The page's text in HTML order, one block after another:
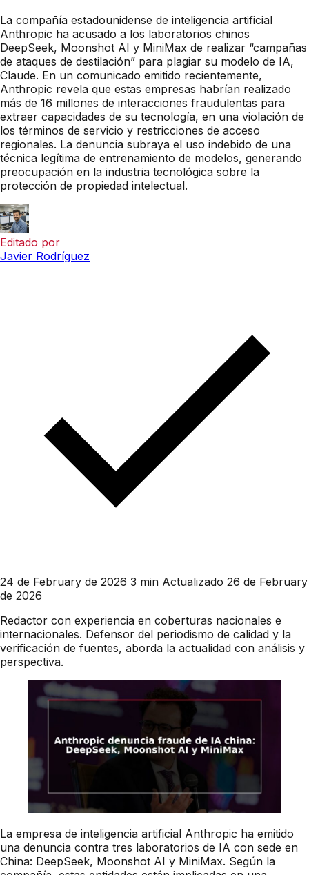
La compañía estadounidense de inteligencia artificial
Anthropic ha acusado a los laboratorios chinos
DeepSeek, Moonshot AI y MiniMax de realizar “campañas
de ataques de destilación” para plagiar su modelo de IA,
Claude. En un comunicado emitido recientemente,
Anthropic revela que estas empresas habrían realizado
más de 16 millones de interacciones fraudulentas para
extraer capacidades de su tecnología, en una violación de
los términos de servicio y restricciones de acceso
regionales. La denuncia subraya el uso indebido de una
técnica legítima de entrenamiento de modelos, generando
preocupación en la industria tecnológica sobre la
protección de propiedad intelectual.
Editado por
Javier Rodríguez
24 de February de 2026 3 min Actualizado 26 de February
de 2026
Redactor con experiencia en coberturas nacionales e
internacionales. Defensor del periodismo de calidad y la
verificación de fuentes, aborda la actualidad con análisis y
perspectiva.
La empresa de inteligencia artificial Anthropic ha emitido
una denuncia contra tres laboratorios de IA con sede en
China: DeepSeek, Moonshot AI y MiniMax. Según la